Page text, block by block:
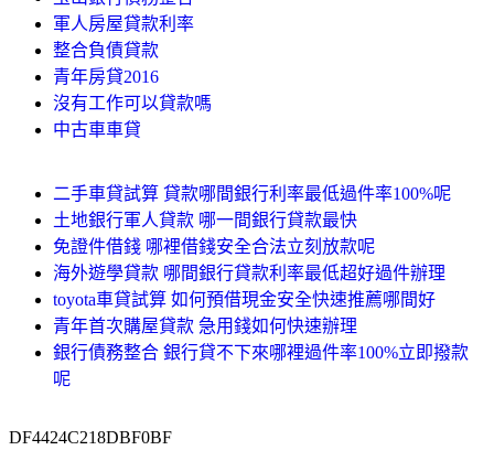
軍人房屋貸款利率
整合負債貸款
青年房貸2016
沒有工作可以貸款嗎
中古車車貸
二手車貸試算 貸款哪間銀行利率最低過件率100%呢
土地銀行軍人貸款 哪一間銀行貸款最快
免證件借錢 哪裡借錢安全合法立刻放款呢
海外遊學貸款 哪間銀行貸款利率最低超好過件辦理
toyota車貸試算 如何預借現金安全快速推薦哪間好
青年首次購屋貸款 急用錢如何快速辦理
銀行債務整合 銀行貸不下來哪裡過件率100%立即撥款
呢
DF4424C218DBF0BF